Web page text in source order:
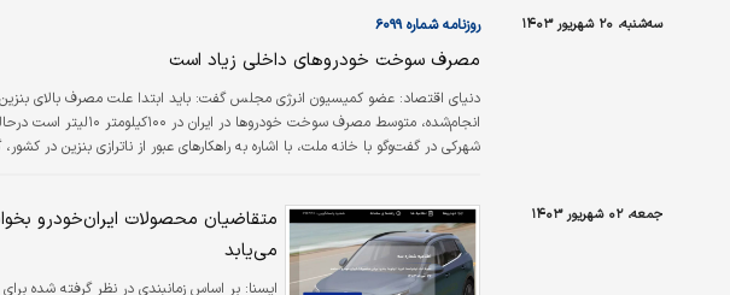
سه‌شنبه، ۲۰ شهریور ۱۴۰۳ روزنامه شماره ۶۰۹۹
مصرف سوخت خودروهای داخلی زیاد است
دنیای اقتصاد: عضو کمیسیون انرژی مجلس گفت: باید ابتدا علت مصرف بالای
جمعه، ۰۲ شهریور ۱۴۰۳
متقاضیان محصولات ایران‌خودرو
می‌یابد
ايسنا: بر اساس زمانبندی در نظر گرفته شده